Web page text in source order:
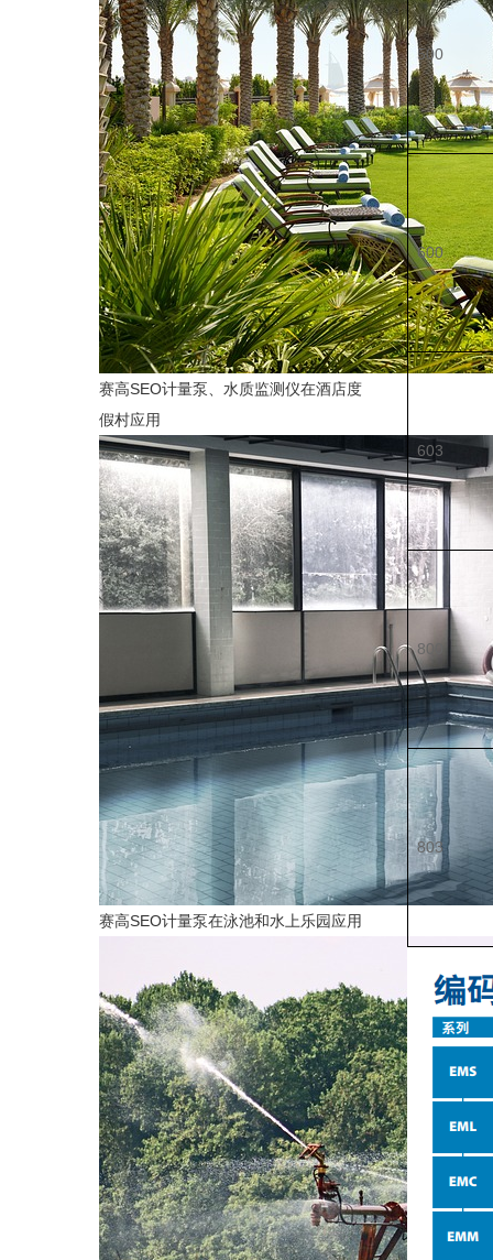
赛高SEO计量泵、水质监测仪在酒店度
假村应用
赛高SEO计量泵在泳池和水上乐园应用
500
600
603
800
803